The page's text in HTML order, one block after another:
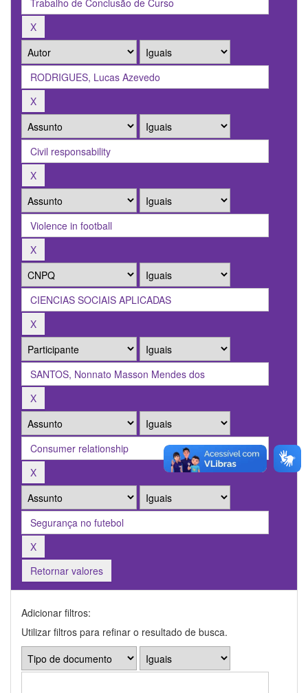
Retornar valores
Adicionar filtros:
Utilizar filtros para refinar o resultado de busca.